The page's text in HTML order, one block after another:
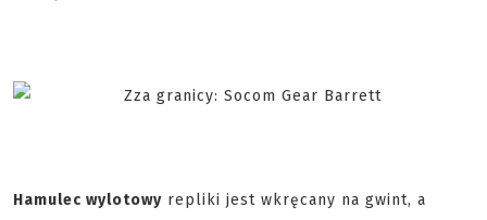
Hamulec wylotowy repliki jest wkręcany na gwint, a